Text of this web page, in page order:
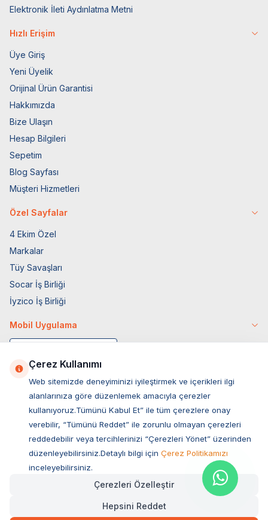
Elektronik İleti Aydınlatma Metni
Hızlı Erişim
Üye Giriş
Yeni Üyelik
Orijinal Ürün Garantisi
Hakkımızda
Bize Ulaşın
Hesap Bilgileri
Sepetim
Blog Sayfası
Müşteri Hizmetleri
Özel Sayfalar
4 Ekim Özel
Markalar
Tüy Savaşları
Socar İş Birliği
İyzico İş Birliği
Mobil Uygulama
Müşteri Hizmetleri
Sıkça Sorulan Sorular
Çerez Kullanımı
Web sitemizde deneyiminizi iyileştirmek ve içerikleri ilgi
alanlarınıza göre düzenlemek amacıyla çerezler
kullanıyoruz.Tümünü Kabul Et” ile tüm çerezlere onay
verebilir, “Tümünü Reddet” ile zorunlu olmayan çerezleri
reddedebilir veya tercihlerinizi “Çerezleri Yönet” üzerinden
düzenleyebilirsiniz.Detaylı bilgi için Çerez Politikamızı
inceleyebilirsiniz.
Çerezleri Özelleştir
Hepsini Reddet